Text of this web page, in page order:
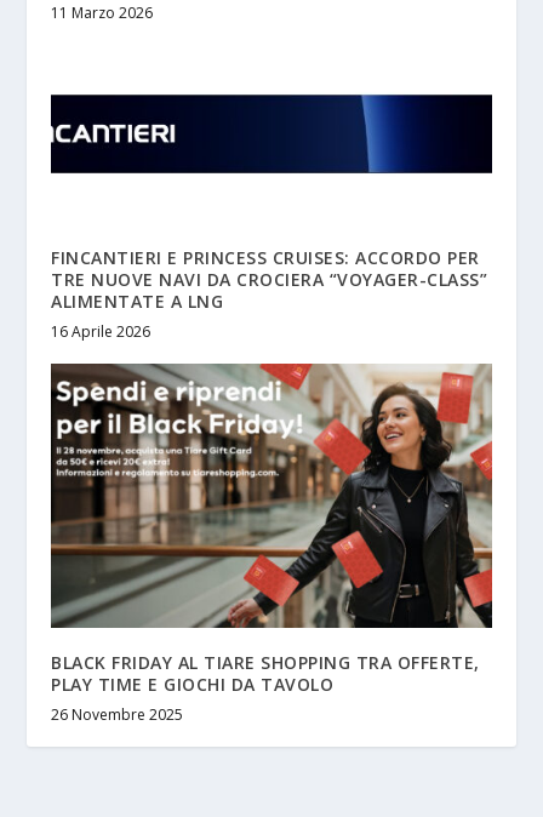
11 Marzo 2026
FINCANTIERI E PRINCESS CRUISES: ACCORDO PER
TRE NUOVE NAVI DA CROCIERA “VOYAGER-CLASS”
ALIMENTATE A LNG
16 Aprile 2026
BLACK FRIDAY AL TIARE SHOPPING TRA OFFERTE,
PLAY TIME E GIOCHI DA TAVOLO
26 Novembre 2025